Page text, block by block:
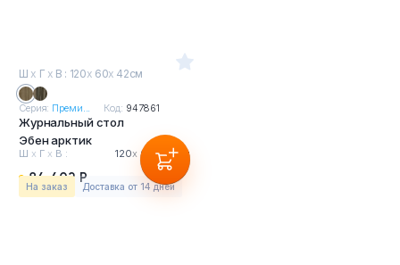
Ш х Г х В : 120х 60х 42см
Серия: Преми... Код: 947861
Журнальный стол
Эбен арктик
Ш х Г х В : 120х 60 х42см
84 402 Р
На заказ Доставка от 14 дней